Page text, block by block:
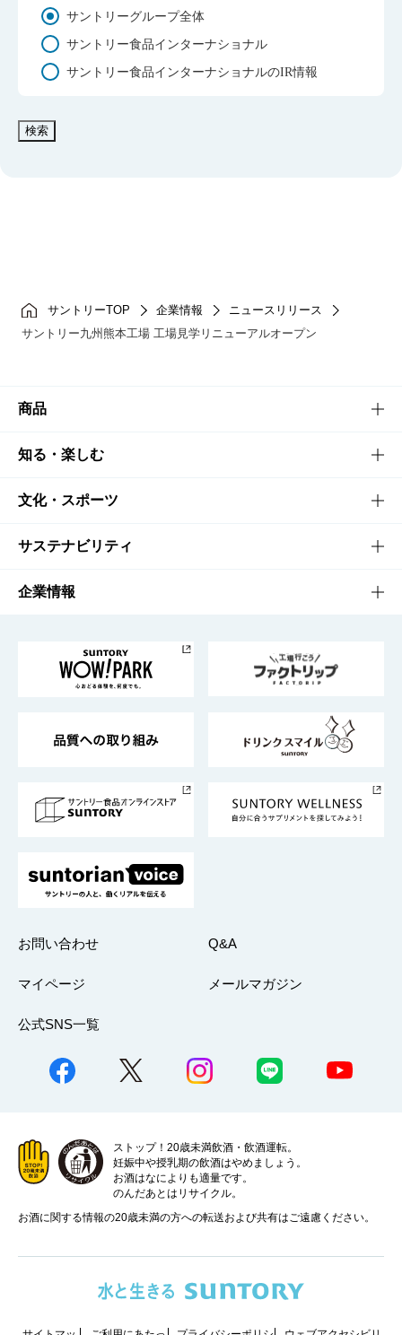
サントリーTOP 企業情報
ニュースリリース
サントリー九州熊本工場 工場見学リニューアルオープン
サントリーグループ全体
サントリー食品インターナショナル
サントリー食品インターナショナルのIR情報
検索
商品
商品TOP
商品一覧
商品発売情報
栄養成分一覧
知る・楽しむ
知る・楽しむTOP
キャンペーン
工場見学
地域情報
文化・スポーツ
文化・スポーツTOP
サントリーホール
サントリーサンバーズ大阪
サステナビリティ
サステナビリティTOP
サントリーが考えるサステナビリティ経営
企業情報
企業概要
採用情報
お問い合わせ Q&A
マイページ メールマガジン
公式SNS一覧
ストップ！20歳未満飲酒・飲酒運転。
妊娠中や授乳期の飲酒はやめましょう。
お酒はなによりも適量です。
のんだあとはリサイクル。
お酒に関する情報の20歳未満の方への転送および共有はご遠慮ください。